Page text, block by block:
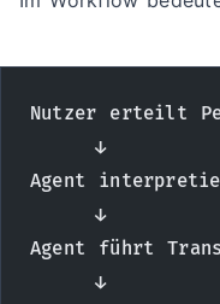
Nutzer erteilt
     ↓
Agent
     ↓
Agent führt
     ↓